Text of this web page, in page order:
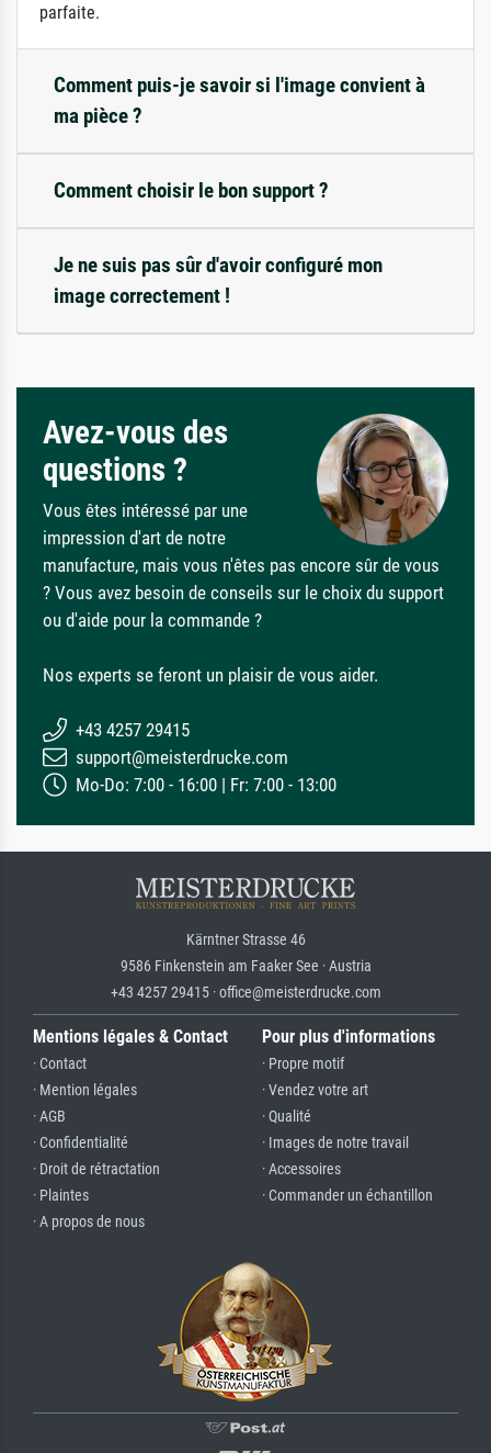
parfaite.
Comment puis-je savoir si l'image convient à
ma pièce ?
Comment choisir le bon support ?
Je ne suis pas sûr d'avoir configuré mon
image correctement !
Avez-vous des
questions ?
Vous êtes intéressé par une
impression d'art de notre
manufacture, mais vous n'êtes pas encore sûr de vous
? Vous avez besoin de conseils sur le choix du support
ou d'aide pour la commande ?
Nos experts se feront un plaisir de vous aider.
+43 4257 29415
support@meisterdrucke.com
Mo-Do: 7:00 - 16:00 | Fr: 7:00 - 13:00
Kärntner Strasse 46
9586 Finkenstein am Faaker See · Austria
+43 4257 29415 · office@meisterdrucke.com
Mentions légales & Contact
· Contact
· Mention légales
· AGB
· Confidentialité
· Droit de rétractation
· Plaintes
· A propos de nous
Pour plus d'informations
· Propre motif
· Vendez votre art
· Qualité
· Images de notre travail
· Accessoires
· Commander un échantillon